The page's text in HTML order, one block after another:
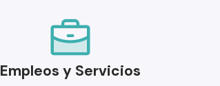
Empleos y Servicios